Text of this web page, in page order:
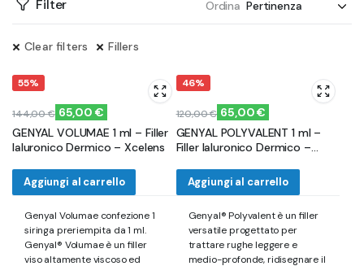
Filter Ordina
Clear filters Fillers
55%
144,00€
Il
prezzo
era:
144,00 €.
65,00 €
Il
prezzo
65,00 €.
GENYAL VOLUMAE 1 ml – Filler
Ialuronico Dermico – Xcelens
Aggiungi al carrello
Genyal Volumae confezione 1
siringa preriempita da 1 ml.
Genyal® Volumae è un filler
viso altamente viscoso ed
46%
120,00€
Il
prezzo
era:
120,00 €.
65,00€
Il
prezzo
65,00 €.
GENYAL POLYVALENT 1 ml –
Filler Ialuronico Dermico –
Aggiungi al carrello
Genyal® Polyvalent è un filler
versatile progettato per
trattare rughe leggere e
medio-profonde, ridisegnare il